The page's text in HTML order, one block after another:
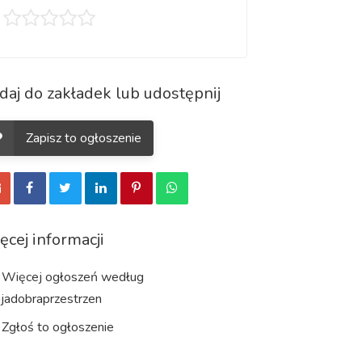
do zakładek lub udostępnij
Zapisz to ogłoszenie
informacji
Więcej ogłoszeń według
Zgłoś to ogłoszenie